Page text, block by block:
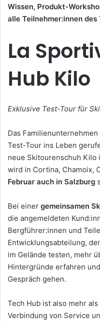
Wissen, Produkt-
alle Teilnehmer:innen
La
Hub Kilo
Exklusive Test-Tour für
Das
Test-Tour ins Leben
neue Skitourenschuh Kilo
wird in Cortina, Chamoix,
Februar auch in Salzburg
Bei einer gemeinsamen
die angemeldeten
Bergführer:innen und
Entwicklungsabteilung,
im Gelände testen, mehr
Hintergründe erfahren
Gespräch gehen.
Tech Hub ist also mehr
Verbindung von Service